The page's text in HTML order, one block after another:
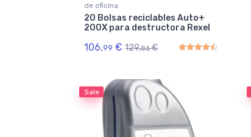
de oficina
20 Bolsas reciclables Auto+
200X para destructora Rexel
106,99 € 129,86 €
Sale